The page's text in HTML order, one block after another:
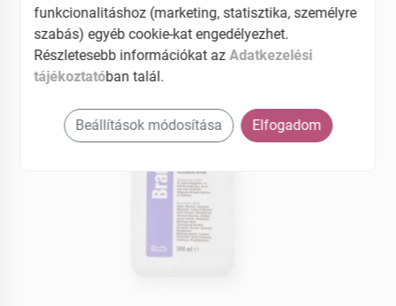
funkcionalitáshoz (marketing, statisztika, személyre
szabás) egyéb cookie-kat engedélyezhet.
Részletesebb információkat az Adatkezelési
tájékoztatóban talál.
Beállítások módosítása Elfogadom